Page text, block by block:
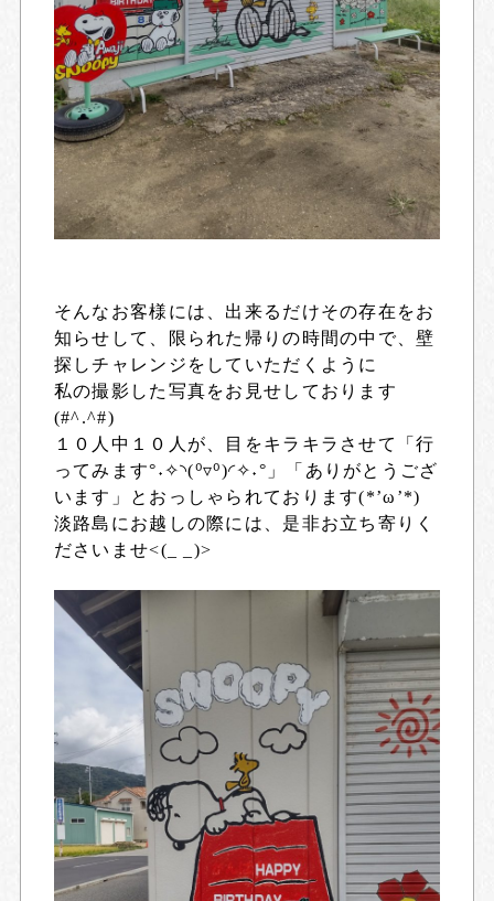
そんなお客様には、出来るだけその存在をお
知らせして、限られた帰りの時間の中で、壁
探しチャレンジをしていただくように
私の撮影した写真をお見せしております
(#^.^#)
１０人中１０人が、目をキラキラさせて「行
ってみます°˖✧◝(⁰▿⁰)◜✧˖°」「ありがとうござ
います」とおっしゃられております(*’ω’*)
淡路島にお越しの際には、是非お立ち寄りく
ださいませ<(_ _)>